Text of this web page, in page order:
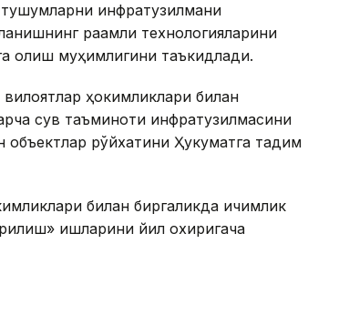
инфратузилмани
рақамли технологияларини
олиш муҳимлигини таъкидлади.
ҳокимликлари билан
сув таъминоти инфратузилмасини
рўйхатини Ҳукуматга тақдим
билан биргаликда ичимлик
ишларини йил охиригача